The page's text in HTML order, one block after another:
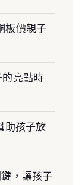
板價親子
亮點時
助孩子放
，讓孩子